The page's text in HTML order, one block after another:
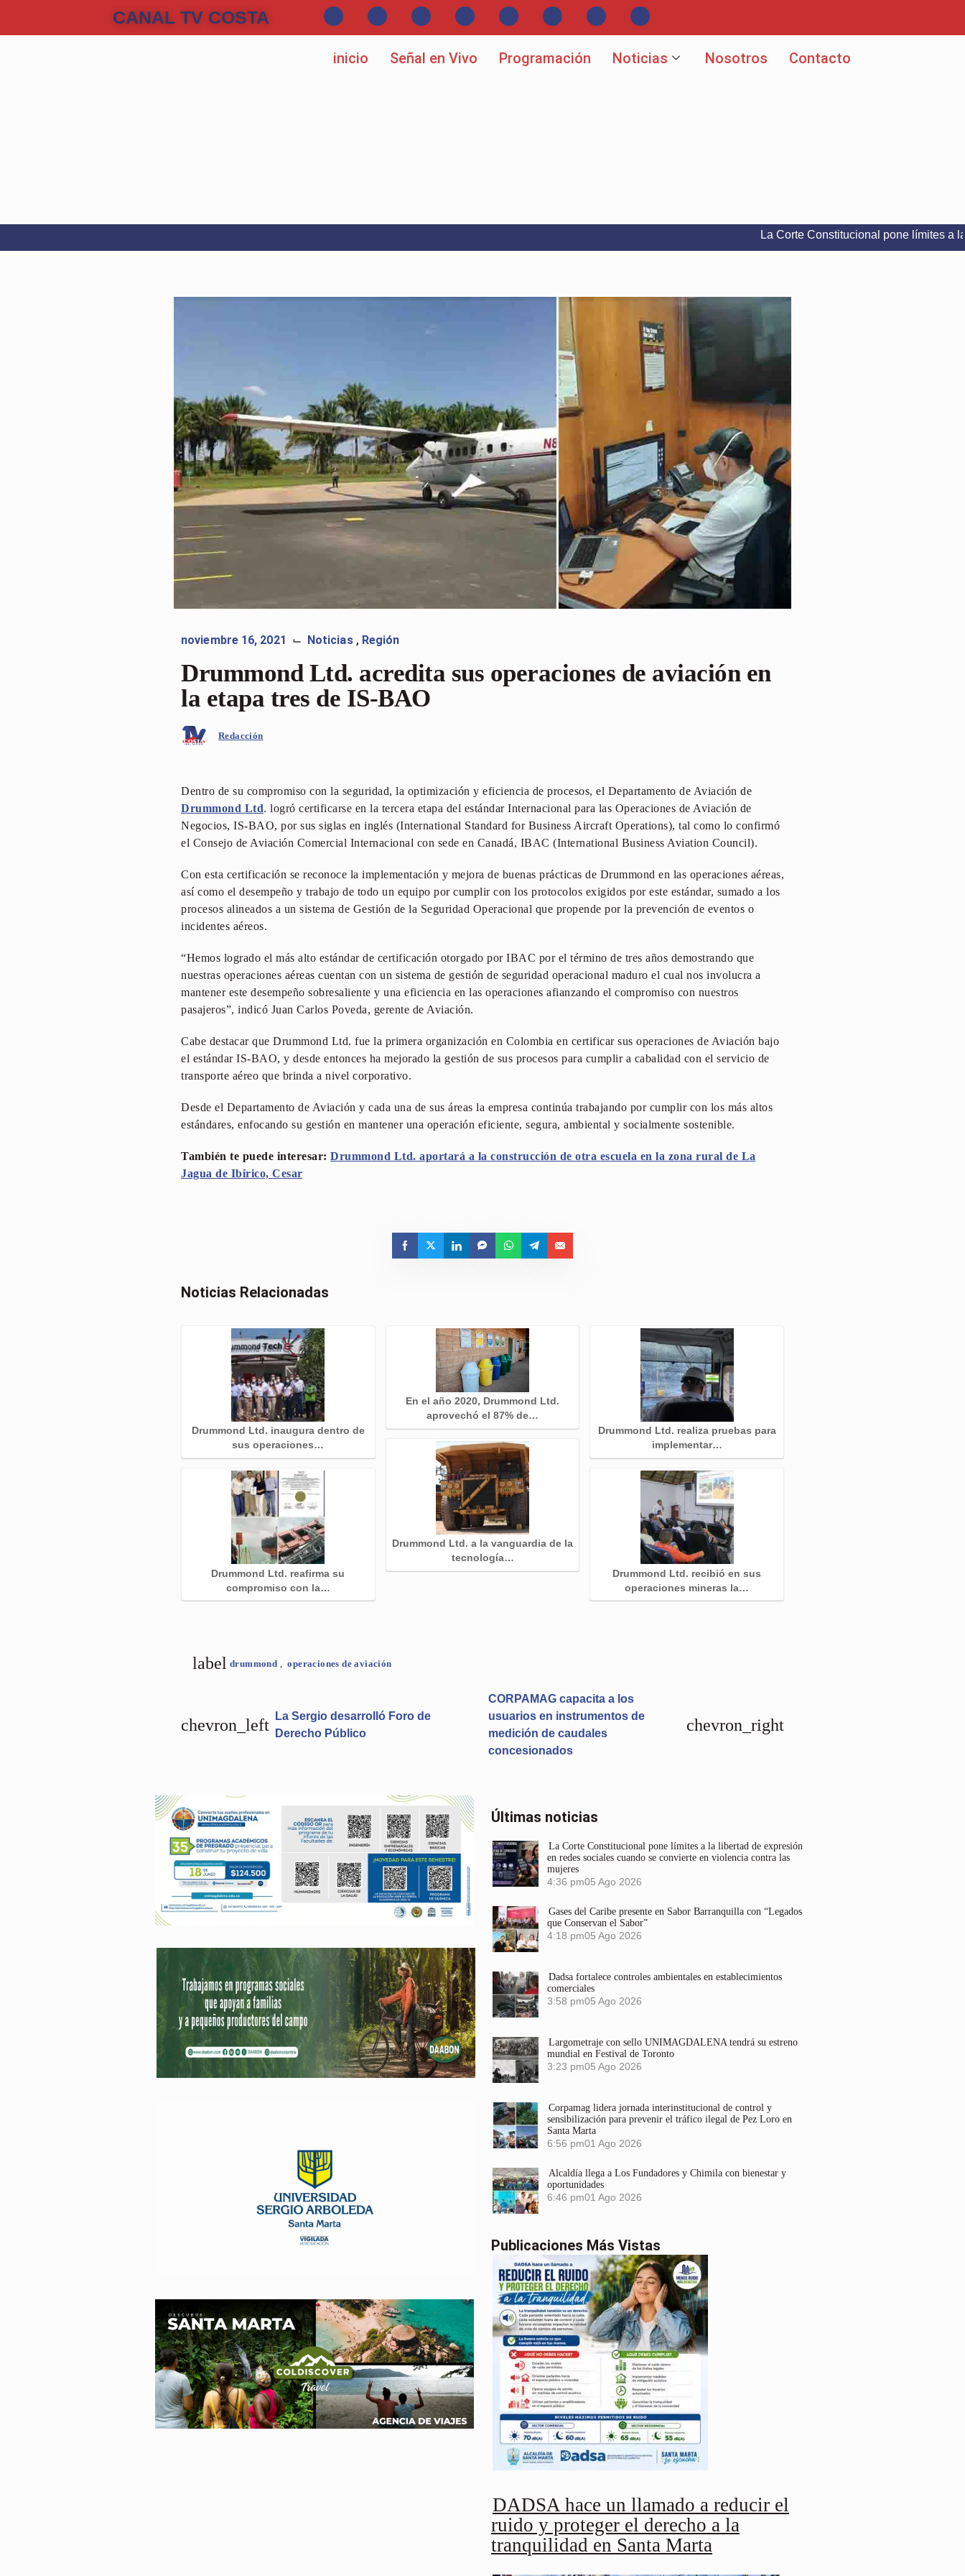
CANAL TV COSTA
inicio Señal en Vivo Programación Noticias Nosotros Contacto
La Corte Constitucional pone límites a la libertad
noviembre 16, 2021 ⌙ Noticias , Región
Drummond Ltd. acredita sus operaciones de aviación en
la etapa tres de IS-BAO
Redacción
Dentro de su compromiso con la seguridad, la optimización y eficiencia de procesos, el Departamento de Aviación de
Drummond Ltd. logró certificarse en la tercera etapa del estándar Internacional para las Operaciones de Aviación de
Negocios, IS-BAO, por sus siglas en inglés (International Standard for Business Aircraft Operations), tal como lo confirmó
el Consejo de Aviación Comercial Internacional con sede en Canadá, IBAC (International Business Aviation Council).
Con esta certificación se reconoce la implementación y mejora de buenas prácticas de Drummond en las operaciones aéreas,
así como el desempeño y trabajo de todo un equipo por cumplir con los protocolos exigidos por este estándar, sumado a los
procesos alineados a un sistema de Gestión de la Seguridad Operacional que propende por la prevención de eventos o
incidentes aéreos.
“Hemos logrado el más alto estándar de certificación otorgado por IBAC por el término de tres años demostrando que
nuestras operaciones aéreas cuentan con un sistema de gestión de seguridad operacional maduro el cual nos involucra a
mantener este desempeño sobresaliente y una eficiencia en las operaciones afianzando el compromiso con nuestros
pasajeros”, indicó Juan Carlos Poveda, gerente de Aviación.
Cabe destacar que Drummond Ltd. fue la primera organización en Colombia en certificar sus operaciones de Aviación bajo
el estándar IS-BAO, y desde entonces ha mejorado la gestión de sus procesos para cumplir a cabalidad con el servicio de
transporte aéreo que brinda a nivel corporativo.
Desde el Departamento de Aviación y cada una de sus áreas la empresa continúa trabajando por cumplir con los más altos
estándares, enfocando su gestión en mantener una operación eficiente, segura, ambiental y socialmente sostenible.
También te puede interesar: Drummond Ltd. aportará a la construcción de otra escuela en la zona rural de La
Jagua de Ibirico, Cesar
Noticias Relacionadas
Drummond Ltd. inaugura dentro de
sus operaciones…
Drummond Ltd. reafirma su
compromiso con la…
En el año 2020, Drummond Ltd.
aprovechó el 87% de…
Drummond Ltd. a la vanguardia de la
tecnología…
Drummond Ltd. realiza pruebas para
implementar…
Drummond Ltd. recibió en sus
operaciones mineras la…
label drummond operaciones de aviación
chevron_left
La Sergio desarrolló Foro de
Derecho Público
CORPAMAG capacita a los
usuarios en instrumentos de
medición de caudales
concesionados
chevron_right
Últimas noticias
La Corte Constitucional pone límites a la libertad de expresión
en redes sociales cuando se convierte en violencia contra las
mujeres
4:36 pm05 Ago 2026
Gases del Caribe presente en Sabor Barranquilla con “Legados
que Conservan el Sabor”
4:18 pm05 Ago 2026
Dadsa fortalece controles ambientales en establecimientos
comerciales
3:58 pm05 Ago 2026
Largometraje con sello UNIMAGDALENA tendrá su estreno
mundial en Festival de Toronto
3:23 pm05 Ago 2026
Corpamag lidera jornada interinstitucional de control y
sensibilización para prevenir el tráfico ilegal de Pez Loro en
Santa Marta
6:56 pm01 Ago 2026
Alcaldía llega a Los Fundadores y Chimila con bienestar y
oportunidades
6:46 pm01 Ago 2026
Publicaciones Más Vistas
DADSA hace un llamado a reducir el
ruido y proteger el derecho a la
tranquilidad en Santa Marta